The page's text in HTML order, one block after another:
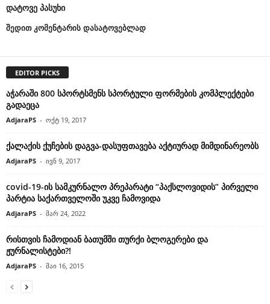
დატოვე პასუხი
შედით კომენტარის დასატოვებლად
EDITOR PICKS
აჭარაში 800 სპორტსმენს სპორტული ფორმების კომპლექტები
გადაეცა
AdjaraPS - ოქტ 19, 2017
ქალაქის ქუჩების დაგვა-დასუფთავება აქტიურად მიმდინარეობს
AdjaraPS - ივნ 9, 2017
covid-19-ის სამკურნალო პრეპარატი “პაქსლოვიდის” პირველი
პარტია საქართველოში უკვე ჩამოვიდა
AdjaraPS - მარ 24, 2022
რისთვის ჩამოდიან ბათუმში თურქი ბლოგერები და
ჟურნალისტები?!
AdjaraPS - მაი 16, 2015